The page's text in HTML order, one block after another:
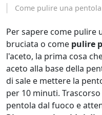
Come pulire una
Per sapere come pulire
bruciata o come pulire
l'aceto, la prima cosa
aceto alla base della
di sale e mettere la
per 10 minuti.
pentola dal fuoco e